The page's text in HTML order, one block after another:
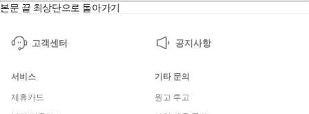
본문 끝 최상단으로 돌아가기
고객센터 공지사항
서비스
제휴카드
기타 문의
원고 투고